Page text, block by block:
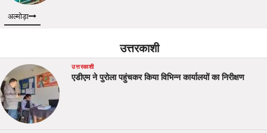
अल्मोड़ा
उत्तरकाशी
उत्तरकाशी
एडीएम ने पुरोला पहुंचकर किया विभिन्न कार्यालयों का निरीक्षण